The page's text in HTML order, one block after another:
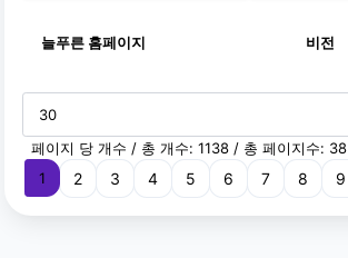
늘푸른 홈페이지 비전
페이지 당 개수 / 총 개수: 1138 / 총 페이지수: 38
1 (current)
2 3 4 5 6 7 8 9